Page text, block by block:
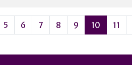
5 6 7 8 9 10 11